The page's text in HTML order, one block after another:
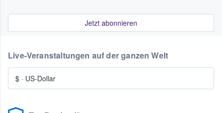
Jetzt abonnieren
Live-Veranstaltungen auf der ganzen Welt
$ · US-Dollar